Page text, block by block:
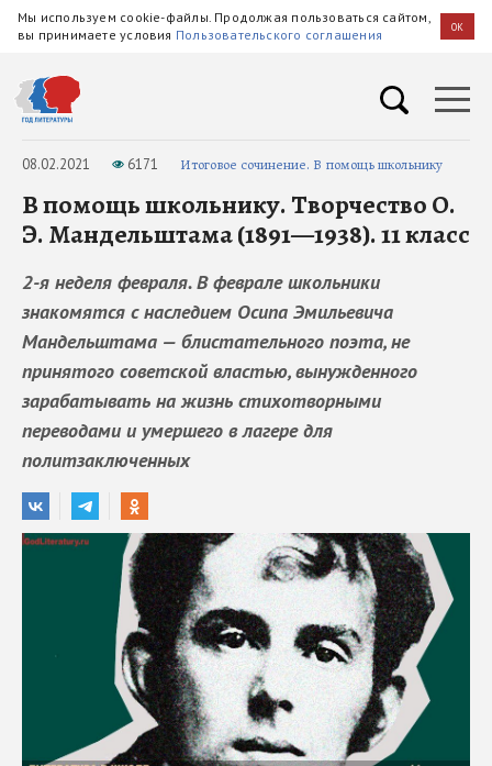
Мы используем cookie-файлы. Продолжая пользоваться сайтом,
вы принимаете условия Пользовательского соглашения OK
08.02.2021 6171 Итоговое сочинение. В помощь школьнику
В помощь школьнику. Творчество О.
Э. Мандельштама (1891—1938). 11 класс
2-я неделя февраля. В феврале школьники
знакомятся с наследием Осипа Эмильевича
Мандельштама — блистательного поэта, не
принятого советской властью, вынужденного
зарабатывать на жизнь стихотворными
переводами и умершего в лагере для
политзаключенных